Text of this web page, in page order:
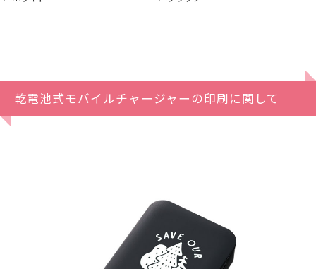
乾電池式モバイルチャージャーの印刷に関して